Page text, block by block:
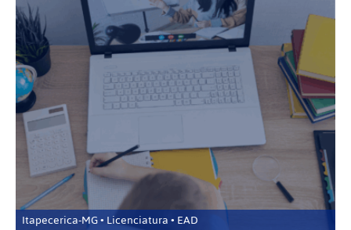
Itapecerica-MG • Licenciatura • EAD